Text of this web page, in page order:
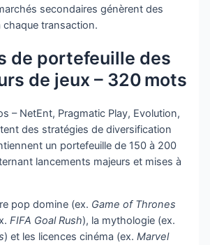
secondaires génèrent des
chaque transaction.
de portefeuille des
de jeux – 320 mots
– NetEnt, Pragmatic Play, Evolution,
des stratégies de diversification
un portefeuille de 150 à 200
lancements majeurs et mises à
pop domine (ex. Game of Thrones
FIFA Goal Rush), la mythologie (ex.
) et les licences cinéma (ex.Marvel